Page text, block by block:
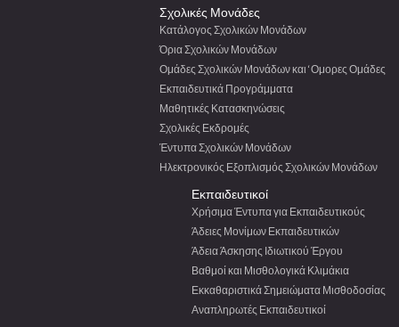
Σχολικές Μονάδες
Κατάλογος Σχολικών Μονάδων
Όρια Σχολικών Μονάδων
Ομάδες Σχολικών Μονάδων και ‘Ομορες Ομάδες
Εκπαιδευτικά Προγράμματα
Μαθητικές Κατασκηνώσεις
Σχολικές Εκδρομές
Έντυπα Σχολικών Μονάδων
Ηλεκτρονικός Εξοπλισμός Σχολικών Μονάδων
Εκπαιδευτικοί
Χρήσιμα Έντυπα για Εκπαιδευτικούς
Άδειες Μονίμων Εκπαιδευτικών
Άδεια Άσκησης Ιδιωτικού Έργου
Βαθμοί και Μισθολογικά Κλιμάκια
Εκκαθαριστικά Σημειώματα Μισθοδοσίας
Αναπληρωτές Εκπαιδευτικοί